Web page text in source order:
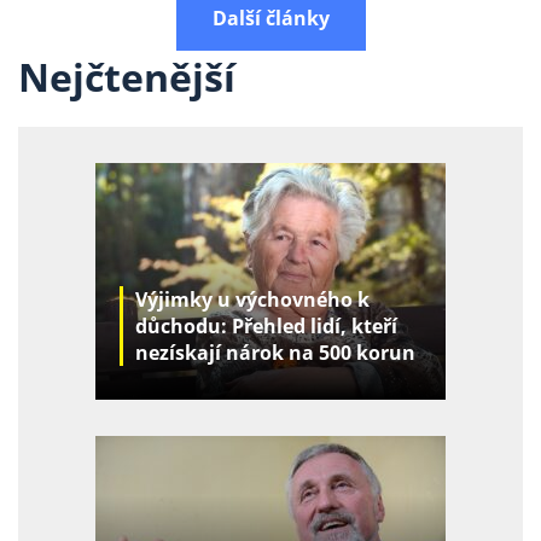
Další články
Nejčtenější
Výjimky u výchovného k
důchodu: Přehled lidí, kteří
nezískají nárok na 500 korun
za děti